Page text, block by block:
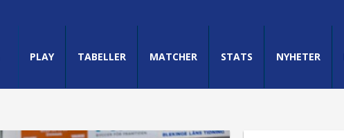
PLAY TABELLER MATCHER STATS NYHETER